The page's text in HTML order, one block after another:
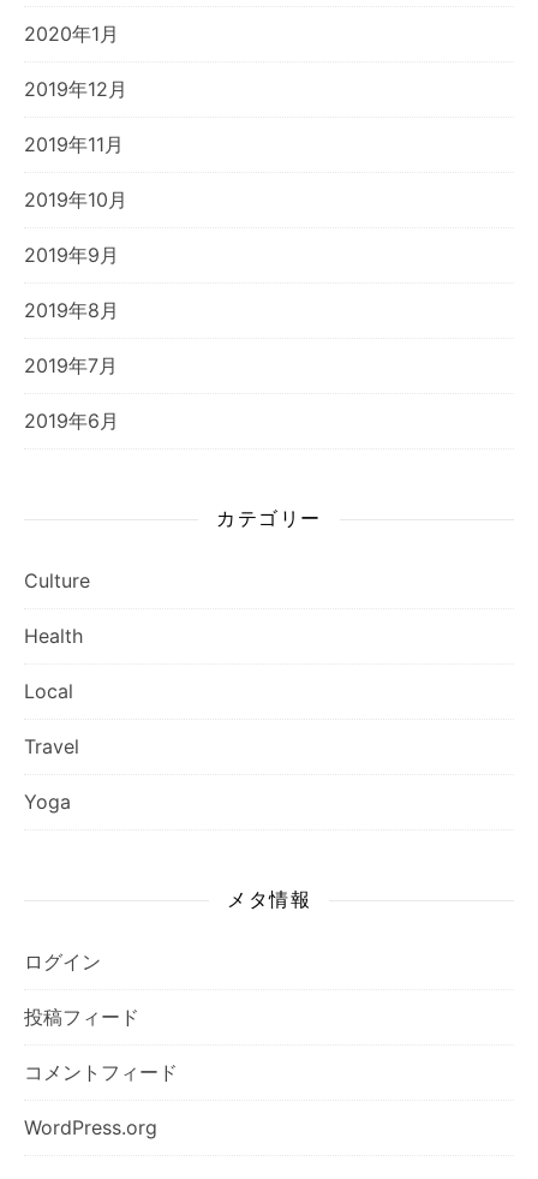
2020年1月
2019年12月
2019年11月
2019年10月
2019年9月
2019年8月
2019年7月
2019年6月
カテゴリー
Culture
Health
Local
Travel
Yoga
メタ情報
ログイン
投稿フィード
コメントフィード
WordPress.org